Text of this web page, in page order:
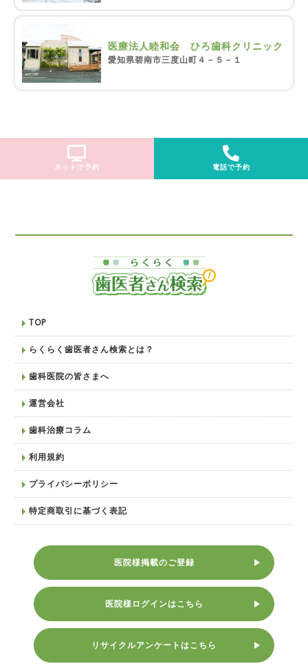
医療法人睦和会 ひろ歯科クリニック
愛知県碧南市三度山町４－５－１
ネットで予約 電話で予約
TOP
らくらく歯医者さん検索とは？
歯科医院の皆さまへ
運営会社
歯科治療コラム
利用規約
プライバシーポリシー
特定商取引に基づく表記
医院様掲載のご登録
医院様ログインはこちら
リサイクルアンケートはこちら